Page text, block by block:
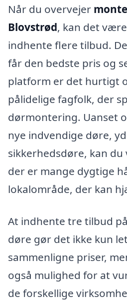
Når du overvejer
Blovstrød, kan det
indhente flere tilbud.
får den bedste pris og
platform er det hurtigt
pålidelige fagfolk, der
dørmontering. Uanset
nye indvendige døre,
sikkerhedsdøre, kan
der er mange dygtige
lokalområde, der kan
At indhente tre tilbud
døre gør det ikke kun
sammenligne priser,
også mulighed for at
de forskellige